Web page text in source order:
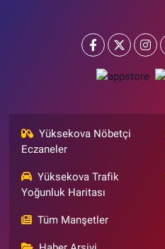
Yüksekova Nöbetçi
Eczaneler
Yüksekova Trafik
Yoğunluk Haritası
Tüm Manşetler